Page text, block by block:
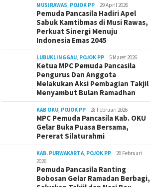
MUSIRAWAS, POJOK PP 29 April 2026
Pemuda Pancasila Hadiri Apel
Sabuk Kamtibmas di Musi Rawas,
Perkuat Sinergi Menuju
Indonesia Emas 2045
LUBUKLINGGAU, POJOK PP 5 Maret 2026
Ketua MPC Pemuda Pancasila
Pengurus Dan Anggota
Melakukan Aksi Pembagian Takjil
Menyambut Bulan Ramadhan
KAB OKU, POJOK PP 28 Februari 2026
MPC Pemuda Pancasila Kab. OKU
Gelar Buka Puasa Bersama,
Pererat Silaturahmi
KAB. PURWAKARTA, POJOK PP
28 Februari
2026
Pemuda Pancasila Ranting
Bobosan Gelar Ramadan Berbagi,